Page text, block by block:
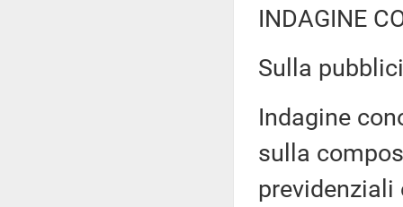
INDAGINE
Sulla
Indagine
sulla
previdenziali